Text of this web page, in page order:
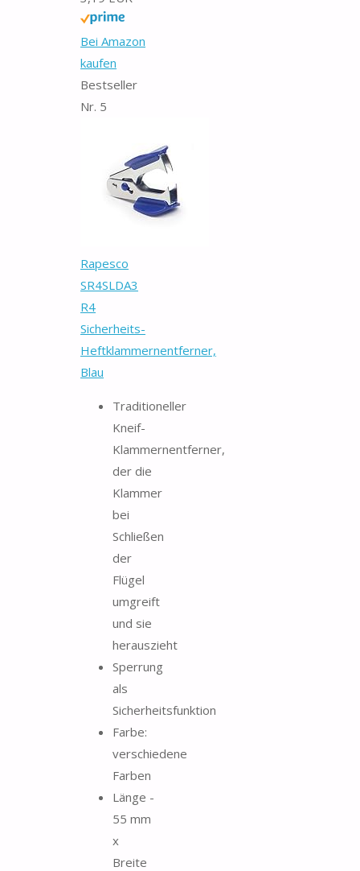
Bei Amazon
kaufen
Bestseller
Nr. 5
Rapesco
SR4SLDA3
R4
Sicherheits-
Heftklammernentferner,
Blau
Traditioneller
Kneif-
Klammernentferner,
der die
Klammer
bei
Schließen
der
Flügel
umgreift
und sie
herauszieht
Sperrung
als
Sicherheitsfunktion
Farbe:
verschiedene
Farben
Länge -
55 mm
x
Breite